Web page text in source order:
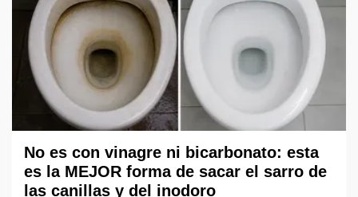
No es con vinagre ni bicarbonato: esta
es la MEJOR forma de sacar el sarro de
las canillas y del inodoro